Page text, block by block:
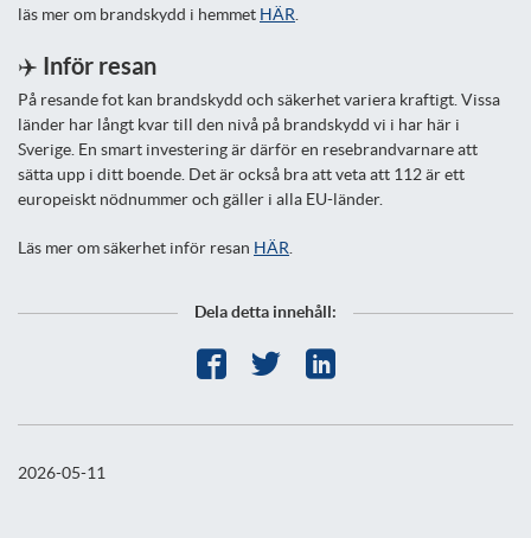
läs mer om brandskydd i hemmet HÄR
✈️ Inför resan
På resande fot kan brandskydd och säkerhet variera kraftigt. Vissa
länder har långt kvar till den nivå på brandskydd vi i har här i
Sverige. En smart investering är därför en resebrandvarnare att
sätta upp i ditt boende. Det är också bra att veta att 112 är ett
europeiskt nödnummer och gäller i alla EU-länder.
Läs mer om säkerhet inför resan HÄR
Dela detta innehåll:
2026-05-11